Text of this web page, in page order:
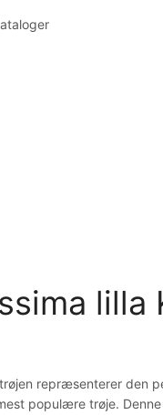
trøjen repræsenterer den
populære trøje.